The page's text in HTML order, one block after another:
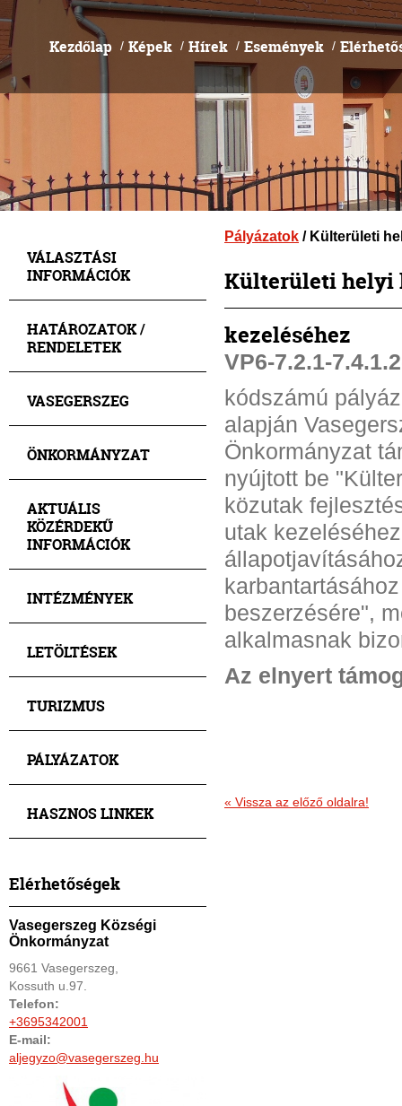
Kezdőlap / Képek / Hírek / Események /
VÁLASZTÁSI
INFORMÁCIÓK
HATÁROZATOK /
RENDELETEK
VASEGERSZEG
ÖNKORMÁNYZAT
AKTUÁLIS
KÖZÉRDEKŰ
INFORMÁCIÓK
INTÉZMÉNYEK
LETÖLTÉSEK
TURIZMUS
PÁLYÁZATOK
HASZNOS LINKEK
Elérhetőségek
Vasegerszeg Községi
Önkormányzat
9661 Vasegerszeg,
Kossuth u.97.
Telefon:
+3695342001
E-mail:
aljegyzo@vasegerszeg.hu
Pályázatok / Külterületi
Külterületi helyi
kezeléséhez
VP6-7.2.1-
kódszámú
alapján
Önkormányzat
nyújtott be
közutak
utak
beszerzésére",
alkalmasnak
Az elnyert
« Vissza az előző oldalra!